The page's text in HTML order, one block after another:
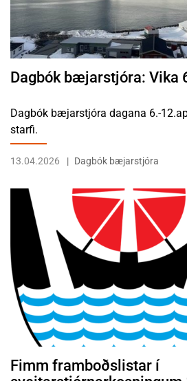
Dagbók bæjarstjóra: Vika
Dagbók bæjarstjóra dagana 6.-
starfi.
13.04.2026 Dagbók bæjarstjóra
Fimm framboðslistar í
LESA FRÉTTINA FIMM